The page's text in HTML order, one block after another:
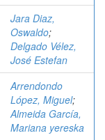
Jara Diaz,
Oswaldo;
Delgado Vélez,
José Estefan
Arrendondo
López, Miguel;
Almeida García,
Mariana yereska